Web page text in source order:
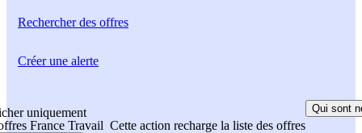
Rechercherdes offres
uniquement
France Travail Cette action recharge la liste des offres
Qui sont
Créer une alerte